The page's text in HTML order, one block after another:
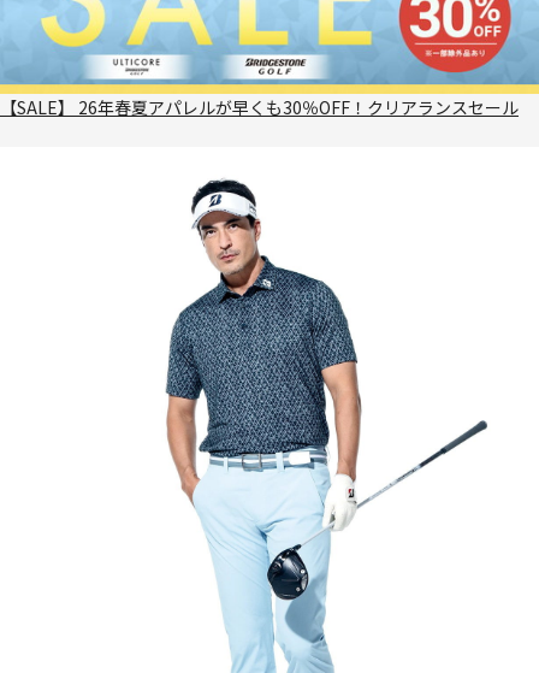
【SALE】 26年春夏アパレルが早くも30％OFF！クリアランスセール